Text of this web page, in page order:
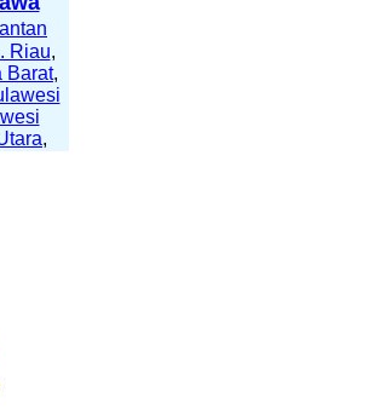
Riau,
Barat,
,